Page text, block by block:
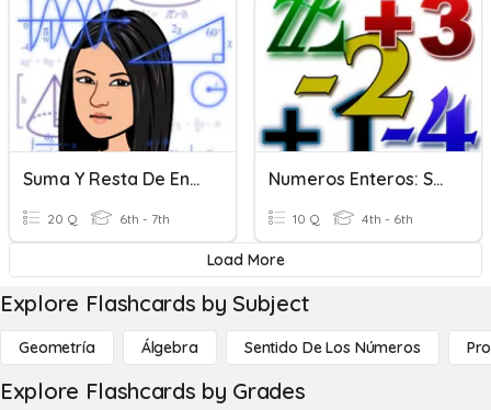
Suma Y Resta De Enteros
20 Q 6th - 7th
Numeros Enteros: Sumas Y Restas
10 Q 4th - 6th
Load More
Explore Flashcards by Subject
Geometría Álgebra Sentido De Los Números
Explore Flashcards by Grades